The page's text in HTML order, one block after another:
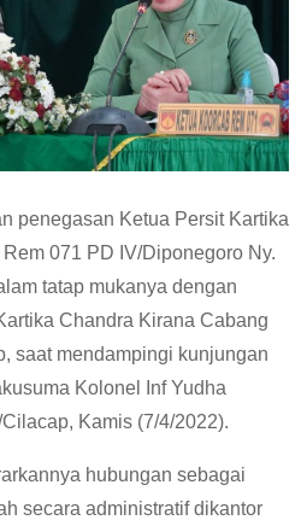
penegasan Ketua Persit Kartika
071 PD IV/Diponegoro Ny.
tatap mukanya dengan
Chandra Kirana Cabang
saat mendampingi kunjungan
Kolonel Inf Yudha
Kamis (7/4/2022).
hubungan sebagai
secara administratif dikantor